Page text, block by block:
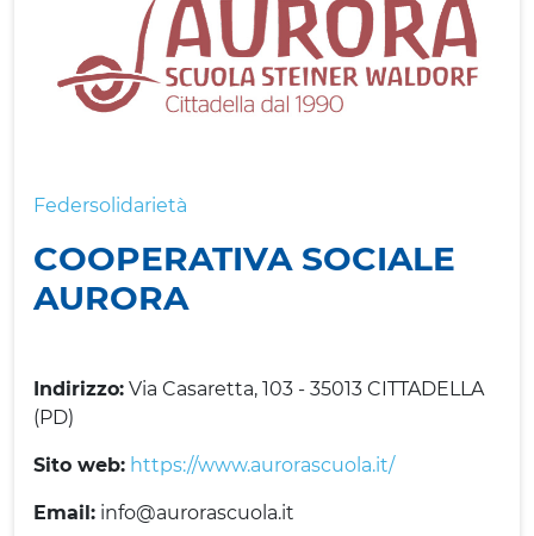
Federsolidarietà
COOPERATIVA SOCIALE
AURORA
Indirizzo: Via Casaretta, 103 - 35013 CITTADELLA
(PD)
Sito web: https://www.aurorascuola.it/
Email: info@aurorascuola.it